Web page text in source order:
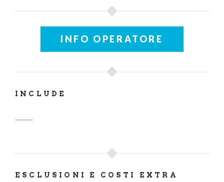
INFO OPERATORE
INCLUDE
------
ESCLUSIONI E COSTI EXTRA